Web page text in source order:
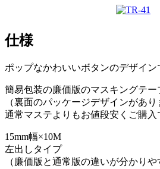
仕様
ポップなかわいいボタンのデザイン
簡易包装の廉価版のマスキングテー
（裏面のパッケージデザインがあり
通常マステよりもお値段安くご購入
15mm幅×10M
左出しタイプ
（廉価版と通常版の違いが分かり